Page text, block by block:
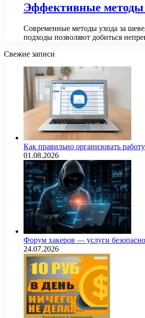
Эффективные методы
Современные методы ухода за
подходы позволяют добиться
Свежие записи
Как правильно организовать
01.08.2026
Форум хакеров — услуги
24.07.2026